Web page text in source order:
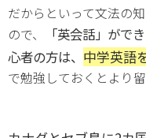
だからといって文法の
ので、
「英会話」がで
心者の方は、 中学英語
で勉強しておくとより